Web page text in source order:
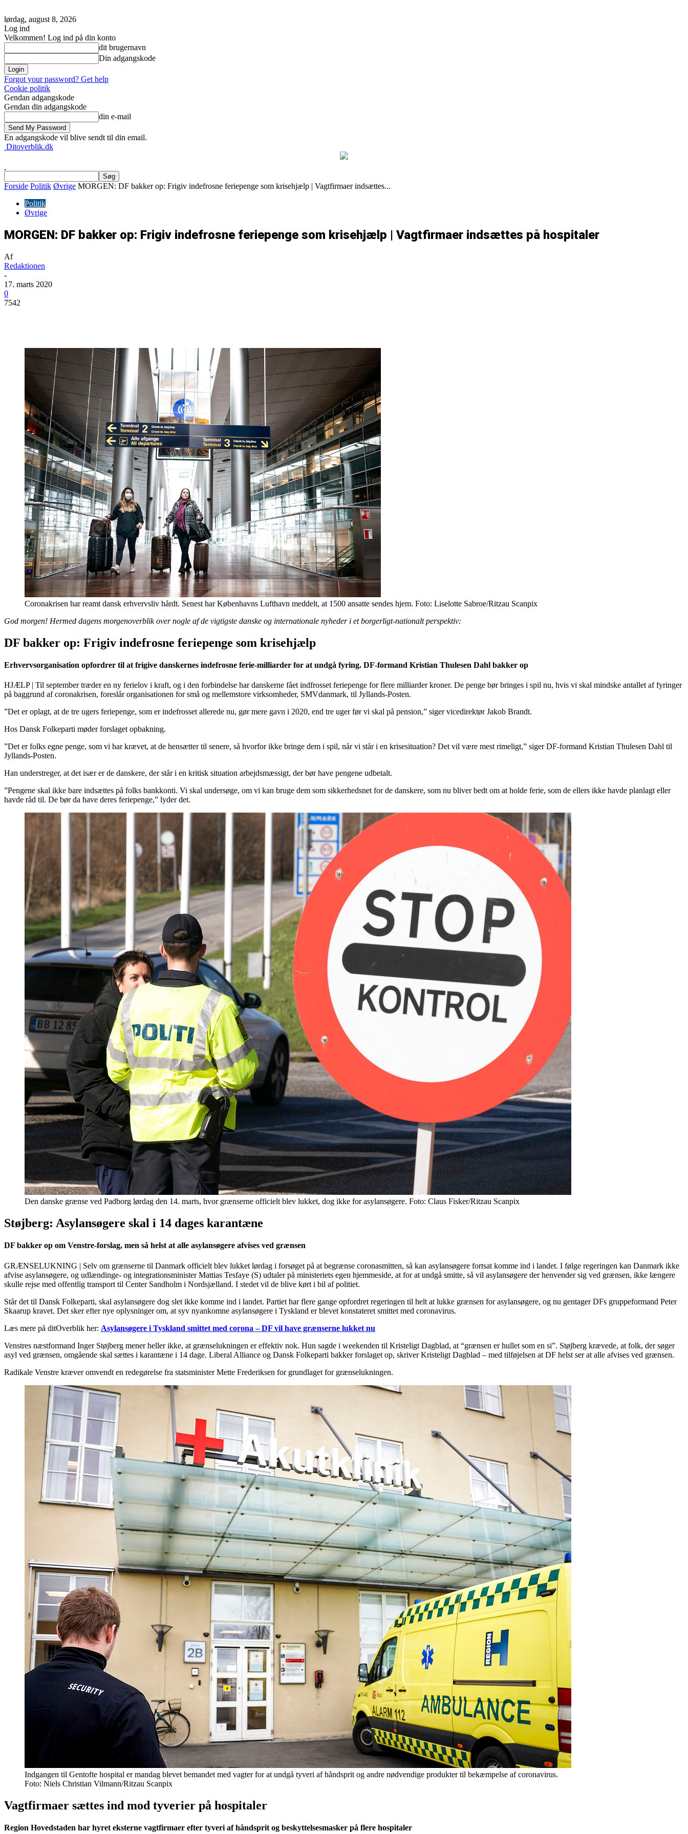
lørdag, august 8, 2026
Log ind
Velkommen! Log ind på din konto
dit brugernavn
Din adgangskode
Forgot your password? Get help
Cookie politik
Gendan adgangskode
Gendan din adgangskode
din e-mail
En adgangskode vil blive sendt til din email.
Ditoverblik.dk
Forside Politik Øvrige MORGEN: DF bakker op: Frigiv indefrosne feriepenge som krisehjælp | Vagtfirmaer indsættes...
Politik
Øvrige
MORGEN: DF bakker op: Frigiv indefrosne feriepenge som krisehjælp | Vagtfirmaer indsættes på hospitaler
Af
Redaktionen
-
17. marts 2020
0
7542
Coronakrisen har reamt dansk erhvervsliv hårdt. Senest har Københavns Lufthavn meddelt, at 1500 ansatte sendes hjem. Foto: Liselotte Sabroe/Ritzau Scanpix
God morgen! Hermed dagens morgenoverblik over nogle af de vigtigste danske og internationale nyheder i et borgerligt-nationalt perspektiv:
DF bakker op: Frigiv indefrosne feriepenge som krisehjælp
Erhvervsorganisation opfordrer til at frigive danskernes indefrosne ferie-milliarder for at undgå fyring. DF-formand Kristian Thulesen Dahl bakker op
HJÆLP | Til september træder en ny ferielov i kraft, og i den forbindelse har danskerne fået indfrosset feriepenge for flere milliarder kroner. De penge bør bringes i spil nu, hvis vi skal mindske antallet af fyringer
på baggrund af coronakrisen, foreslår organisationen for små og mellemstore virksomheder, SMVdanmark, til Jyllands-Posten.
”Det er oplagt, at de tre ugers feriepenge, som er indefrosset allerede nu, gør mere gavn i 2020, end tre uger før vi skal på pension,” siger vicedirektør Jakob Brandt.
Hos Dansk Folkeparti møder forslaget opbakning.
”Det er folks egne penge, som vi har krævet, at de hensætter til senere, så hvorfor ikke bringe dem i spil, når vi står i en krisesituation? Det vil være mest rimeligt,” siger DF-formand Kristian Thulesen Dahl til
Jyllands-Posten.
Han understreger, at det især er de danskere, der står i en kritisk situation arbejdsmæssigt, der bør have pengene udbetalt.
”Pengene skal ikke bare indsættes på folks bankkonti. Vi skal undersøge, om vi kan bruge dem som sikkerhedsnet for de danskere, som nu bliver bedt om at holde ferie, som de ellers ikke havde planlagt eller
havde råd til. De bør da have deres feriepenge,” lyder det.
Den danske grænse ved Padborg lørdag den 14. marts, hvor grænserne officielt blev lukket, dog ikke for asylansøgere. Foto: Claus Fisker/Ritzau Scanpix
Støjberg: Asylansøgere skal i 14 dages karantæne
DF bakker op om Venstre-forslag, men så helst at alle asylansøgere afvises ved grænsen
GRÆNSELUKNING | Selv om grænserne til Danmark officielt blev lukket lørdag i forsøget på at begrænse coronasmitten, så kan asylansøgere fortsat komme ind i landet. I følge regeringen kan Danmark ikke
afvise asylansøgere, og udlændinge- og integrationsminister Mattias Tesfaye (S) udtaler på ministeriets egen hjemmeside, at for at undgå smitte, så vil asylansøgere der henvender sig ved grænsen, ikke længere
skulle rejse med offentlig transport til Center Sandholm i Nordsjælland. I stedet vil de blive kørt i bil af politiet.
Står det til Dansk Folkeparti, skal asylansøgere dog slet ikke komme ind i landet. Partiet har flere gange opfordret regeringen til helt at lukke grænsen for asylansøgere, og nu gentager DFs gruppeformand Peter
Skaarup kravet. Det sker efter nye oplysninger om, at syv nyankomne asylansøgere i Tyskland er blevet konstateret smittet med coronavirus.
Læs mere på ditOverblik her: Asylansøgere i Tyskland smittet med corona – DF vil have grænserne lukket nu
Venstres næstformand Inger Støjberg mener heller ikke, at grænselukningen er effektiv nok. Hun sagde i weekenden til Kristeligt Dagblad, at “grænsen er hullet som en si”. Støjberg krævede, at folk, der søger
asyl ved grænsen, omgående skal sættes i karantæne i 14 dage. Liberal Alliance og Dansk Folkeparti bakker forslaget op, skriver Kristeligt Dagblad – med tilføjelsen at DF helst ser at alle afvises ved grænsen.
Radikale Venstre kræver omvendt en redegørelse fra statsminister Mette Frederiksen for grundlaget for grænselukningen.
Indgangen til Gentofte hospital er mandag blevet bemandet med vagter for at undgå tyveri af håndsprit og andre nødvendige produkter til bekæmpelse af coronavirus.
Foto: Niels Christian Vilmann/Ritzau Scanpix
Vagtfirmaer sættes ind mod tyverier på hospitaler
Region Hovedstaden har hyret eksterne vagtfirmaer efter tyveri af håndsprit og beskyttelsesmasker på flere hospitaler